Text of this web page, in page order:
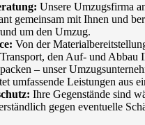
Unsere Umzugsfirma
gemeinsam mit Ihnen und
um den Umzug.
Von der
den Auf- und Abbau
– unser
umfassende Leistungen aus
Ihre Gegenstände sind
gegen eventuelle